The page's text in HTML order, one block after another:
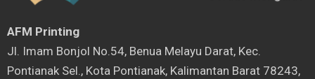
AFM Printing
⁠Jl. Imam Bonjol No.54, Benua Melayu Darat, Kec.
Pontianak Sel., Kota Pontianak, Kalimantan Barat 78243,